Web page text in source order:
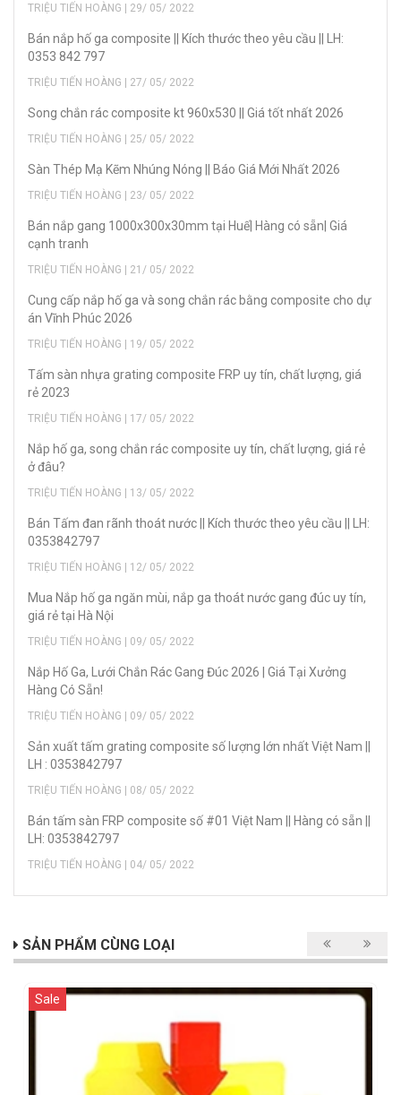
TRIỆU TIẾN HOÀNG | 29/ 05/ 2022
Bán nắp hố ga composite || Kích thước theo yêu cầu || LH:
0353 842 797
TRIỆU TIẾN HOÀNG | 27/ 05/ 2022
Song chắn rác composite kt 960x530 || Giá tốt nhất 2026
TRIỆU TIẾN HOÀNG | 25/ 05/ 2022
Sàn Thép Mạ Kẽm Nhúng Nóng || Báo Giá Mới Nhất 2026
TRIỆU TIẾN HOÀNG | 23/ 05/ 2022
Bán nắp gang 1000x300x30mm tại Huế| Hàng có sẵn| Giá
cạnh tranh
TRIỆU TIẾN HOÀNG | 21/ 05/ 2022
Cung cấp nắp hố ga và song chắn rác bằng composite cho dự
án Vĩnh Phúc 2026
TRIỆU TIẾN HOÀNG | 19/ 05/ 2022
Tấm sàn nhựa grating composite FRP uy tín, chất lượng, giá
rẻ 2023
TRIỆU TIẾN HOÀNG | 17/ 05/ 2022
Nắp hố ga, song chắn rác composite uy tín, chất lượng, giá rẻ
ở đâu?
TRIỆU TIẾN HOÀNG | 13/ 05/ 2022
Bán Tấm đan rãnh thoát nước || Kích thước theo yêu cầu || LH:
0353842797
TRIỆU TIẾN HOÀNG | 12/ 05/ 2022
Mua Nắp hố ga ngăn mùi, nắp ga thoát nước gang đúc uy tín,
giá rẻ tại Hà Nội
TRIỆU TIẾN HOÀNG | 09/ 05/ 2022
Nắp Hố Ga, Lưới Chắn Rác Gang Đúc 2026 | Giá Tại Xưởng
Hàng Có Sẵn!
TRIỆU TIẾN HOÀNG | 09/ 05/ 2022
Sản xuất tấm grating composite số lượng lớn nhất Việt Nam ||
LH : 0353842797
TRIỆU TIẾN HOÀNG | 08/ 05/ 2022
Bán tấm sàn FRP composite số #01 Việt Nam || Hàng có sẵn ||
LH: 0353842797
TRIỆU TIẾN HOÀNG | 04/ 05/ 2022
SẢN PHẨM CÙNG LOẠI
Sale